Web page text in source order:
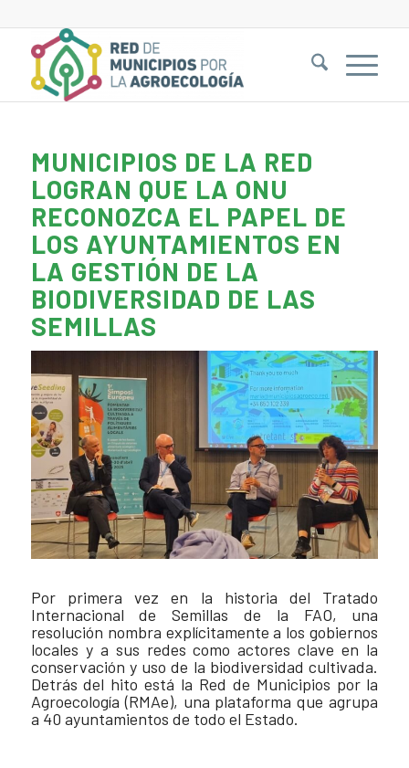
MUNICIPIOS DE LA RED
LOGRAN QUE LA ONU
RECONOZCA EL PAPEL DE
LOS AYUNTAMIENTOS EN
LA GESTIÓN DE LA
BIODIVERSIDAD DE LAS
SEMILLAS
Por primera vez en la historia del Tratado
Internacional de Semillas de la FAO, una
resolución nombra explícitamente a los gobiernos
locales y a sus redes como actores clave en la
conservación y uso de la biodiversidad cultivada.
Detrás del hito está la Red de Municipios por la
Agroecología (RMAe), una plataforma que agrupa
a 40 ayuntamientos de todo el Estado.